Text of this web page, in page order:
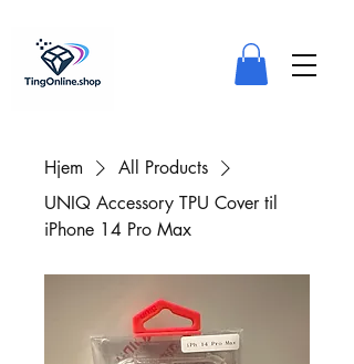
Hjem
All Products
UNIQ Accessory TPU Cover til
iPhone 14 Pro Max